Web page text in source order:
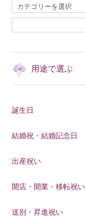
用途で選ぶ
誕生日
結婚祝・結婚記念日
出産祝い
開店・開業・移転祝い
送別・昇進祝い